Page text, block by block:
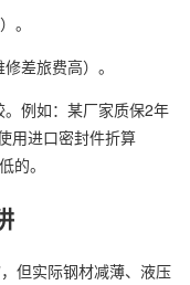
。
差旅费高）。
例如：某厂家质保2年
用进口密封件折算
的。
但实际钢材减薄、液压